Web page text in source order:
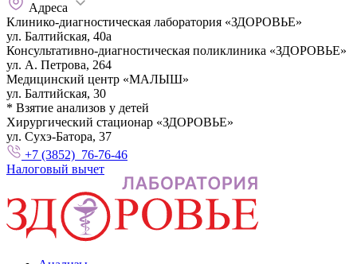
Адреса
Клинико-диагностическая лаборатория «ЗДОРОВЬЕ»
ул. Балтийская, 40а
Консультативно-диагностическая поликлиника «ЗДОРОВЬЕ»
ул. А. Петрова, 264
Медицинский центр «МАЛЫШ»
ул. Балтийская, 30
* Взятие анализов у детей
Хирургический стационар «ЗДОРОВЬЕ»
ул. Сухэ-Батора, 37
+7 (3852) 76-76-46
Налоговый вычет